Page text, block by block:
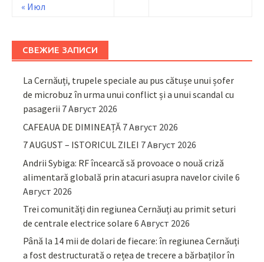
« Июл
СВЕЖИЕ ЗАПИСИ
La Cernăuți, trupele speciale au pus cătușe unui șofer
de microbuz în urma unui conflict și a unui scandal cu
pasagerii 7 Август 2026
CAFEAUA DE DIMINEAȚĂ 7 Август 2026
7 AUGUST – ISTORICUL ZILEI 7 Август 2026
Andrii Sybiga: RF încearcă să provoace o nouă criză
alimentară globală prin atacuri asupra navelor civile 6
Август 2026
Trei comunități din regiunea Cernăuți au primit seturi
de centrale electrice solare 6 Август 2026
Până la 14 mii de dolari de fiecare: în regiunea Cernăuți
a fost destructurată o rețea de trecere a bărbaților în